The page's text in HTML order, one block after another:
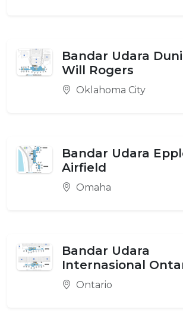
Bandar Udara
Will Rogers
Oklahoma City
Bandar Udara
Airfield
Omaha
Bandar Udara
Internasional
Ontario